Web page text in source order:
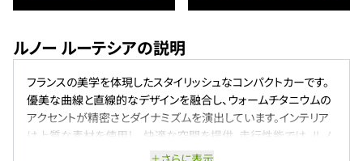
ルノー ルーテシアの説明
フランスの美学を体現したスタイリッシュなコンパクトカーです。
優美な曲線と直線的なデザインを融合し、ウォームチタニウムの
アクセントが精密さとダイナミズムを演出しています。インテリア
は上質な素材を使用し、快適な空間を提供。走行性能では、ルノ
ー独自のフルハイブリッドシステム「E-TECH FULL HYBRID」を搭